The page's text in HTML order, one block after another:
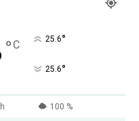
°C 25.6°
25.6°
100 %